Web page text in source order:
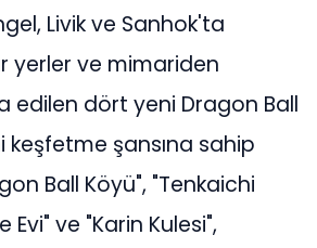
Livik ve Sanhok'ta
yerler ve mimariden
edilen dört yeni Dragon Ball
keşfetme şansına sahip
Ball Köyü", "Tenkaichi
Evi" ve "Karin Kulesi",